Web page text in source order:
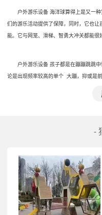
户外游乐设备 海洋球算得上是又一种
们的游乐活动提供了保障，同时，它也
能。它与网笼、滑梯、智勇大冲关都能很
户外游乐设备 孩子都是在蹦蹦跳跳中
论是出现频率较高的单个  大蹦，抑或是
新不仅是旧的换成新的，更要跟从潮流-